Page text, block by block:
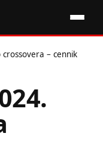
crossovera – cennik